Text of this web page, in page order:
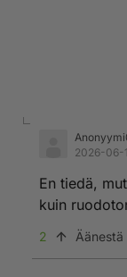
2026-06-
En tiedä,
kuin
2 Äänestä